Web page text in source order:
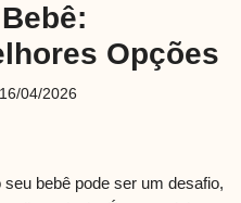
Opções
16/04/2026
bebê pode ser um desafio,